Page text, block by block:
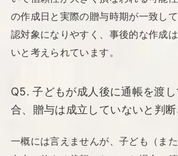
の作成日と実際の贈与時期が一致し
認対象になりやすく、事後的な作成
いと考えられています。
Q5. 子どもが成人後に通帳を渡
合、贈与は成立していないと判断
一概には言えませんが、子ども（ま